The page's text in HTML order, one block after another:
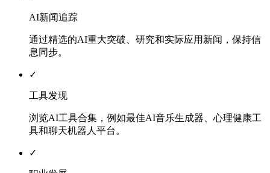
AI新闻追踪
通过精选的AI重大突破、研究和实际应用新闻，保持信
息同步。
✓
工具发现
浏览AI工具合集，例如最佳AI音乐生成器、心理健康工
具和聊天机器人平台。
✓